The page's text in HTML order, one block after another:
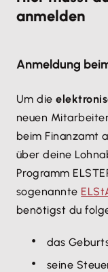
anmelden
Anmeldung
Um die
neuen
beim Finanzamt
über deine
Programm
sogenannte
benötigst du
das
seine